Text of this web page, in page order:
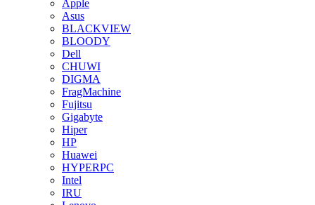
Apple
Asus
BLACKVIEW
BLOODY
Dell
CHUWI
DIGMA
FragMachine
Fujitsu
Gigabyte
Hiper
HP
Huawei
HYPERPC
Intel
IRU